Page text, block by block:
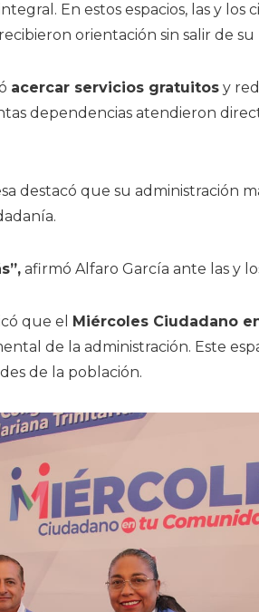
En estos espacios, las y los
orientación sin salir de su
acercar servicios gratuitos y
dependencias atendieron
destacó que su administración
afirmó Alfaro García ante las y
que el Miércoles Ciudadano
de la administración. Este
de la población.